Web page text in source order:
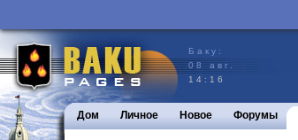
Баку:
08 авг.
14:16
Дом Личное Новое Форумы